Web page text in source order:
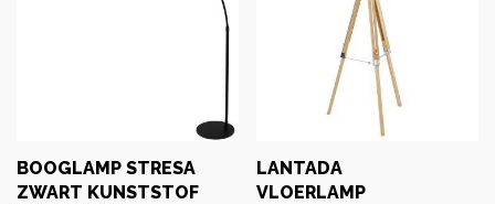
BOOGLAMP STRESA
ZWART KUNSTSTOF
LANTADA
VLOERLAMP